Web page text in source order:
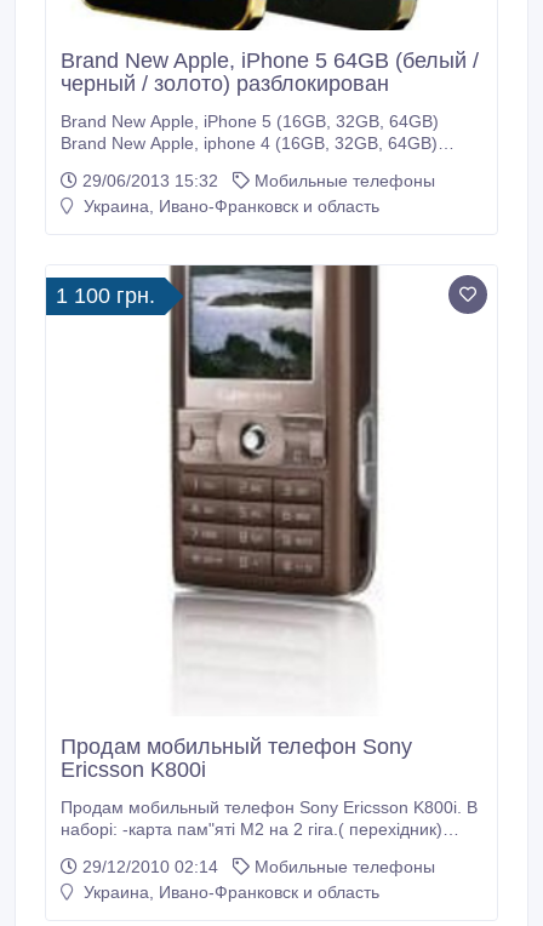
Brand New Apple, iPhone 5 64GB (белый /
черный / золото) разблокирован
Brand New Apple, iPhone 5 (16GB, 32GB, 64GB)
Brand New Apple, iphone 4 (16GB, 32GB, 64GB)
64GB Цена по договоренности: Чат BBM #:
2951ED3C SKYPE: electstore01 Товары Состояние:
сетевая карта в комплекте), поставляется с
комплектом принадлежностей, а также с 1 год
международной гарантии от производителя.
29/06/2013 15:32
Мобильные телефоны
Украина, Ивано-Франковск и область
1 100 грн.
Продам мобильный телефон Sony
Ericsson K800i
Продам мобильный телефон Sony Ericsson K800i. В
наборі: -карта пам"яті М2 на 2 гіга.( перехідник)
гарнітур.(гарантія) -зарядне оригінальне шнур USB
драйвера..
29/12/2010 02:14
Мобильные телефоны
Украина, Ивано-Франковск и область